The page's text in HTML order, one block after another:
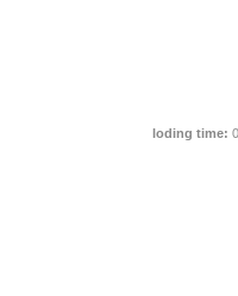
loding time: